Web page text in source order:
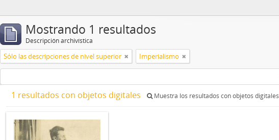
Mostrando 1 resultados
Descripción archivística
Sólo las descripciones de nivel superior Imperialismo
1 resultados con objetos digitales Muestra los resultados con objetos digitales